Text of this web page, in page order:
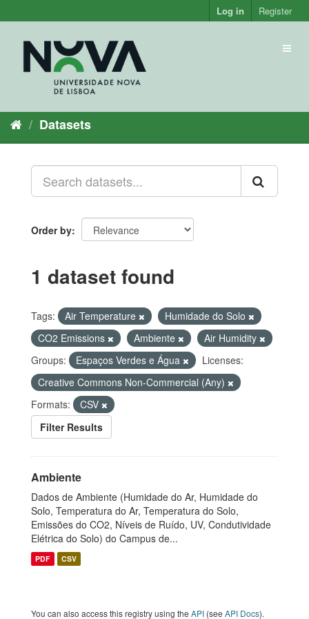
to
Log in Register
Datasets
Order by
1 dataset found
Tags: Air Temperature
Humidade do Solo
CO2 Emissions
Ambiente
Air Humidity
Groups:
Espaços Verdes e Água
Licenses:
Creative Commons Non-Commercial (Any)
Formats:
CSV
Filter Results
Ambiente
Dados de Ambiente (Humidade do Ar, Humidade do
Solo, Temperatura do Ar, Temperatura do Solo,
Emissões do CO2, Níveis de Ruído, UV, Condutividade
Elétrica do Solo) do Campus de...
PDF CSV
You can also access this registry using the API (see API Docs).